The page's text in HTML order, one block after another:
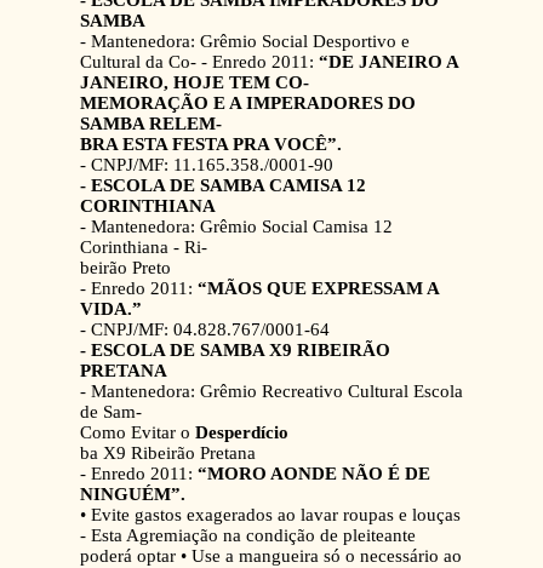
SAMBA
- Mantenedora: Grêmio Social Desportivo e
Cultural da Co- - Enredo 2011: “DE JANEIRO A
JANEIRO, HOJE TEM CO-
MEMORAÇÃO E A IMPERADORES DO
SAMBA RELEM-
BRA ESTA FESTA PRA VOCÊ”.
- CNPJ/MF: 11.165.358./0001-90
- ESCOLA DE SAMBA CAMISA 12
CORINTHIANA
- Mantenedora: Grêmio Social Camisa 12
Corinthiana - Ri-
beirão Preto
- Enredo 2011: “MÃOS QUE EXPRESSAM A
VIDA.”
- CNPJ/MF: 04.828.767/0001-64
- ESCOLA DE SAMBA X9 RIBEIRÃO
PRETANA
- Mantenedora: Grêmio Recreativo Cultural Escola
de Sam-
Como Evitar o Desperdício
ba X9 Ribeirão Pretana
- Enredo 2011: “MORO AONDE NÃO É DE
NINGUÉM”.
• Evite gastos exagerados ao lavar roupas e louças
- Esta Agremiação na condição de pleiteante
poderá optar • Use a mangueira só o necessário ao